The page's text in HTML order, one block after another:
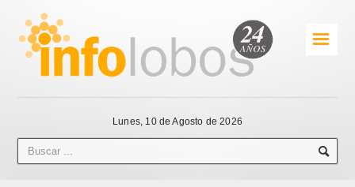
☰
Lunes, 10 de Agosto de 2026